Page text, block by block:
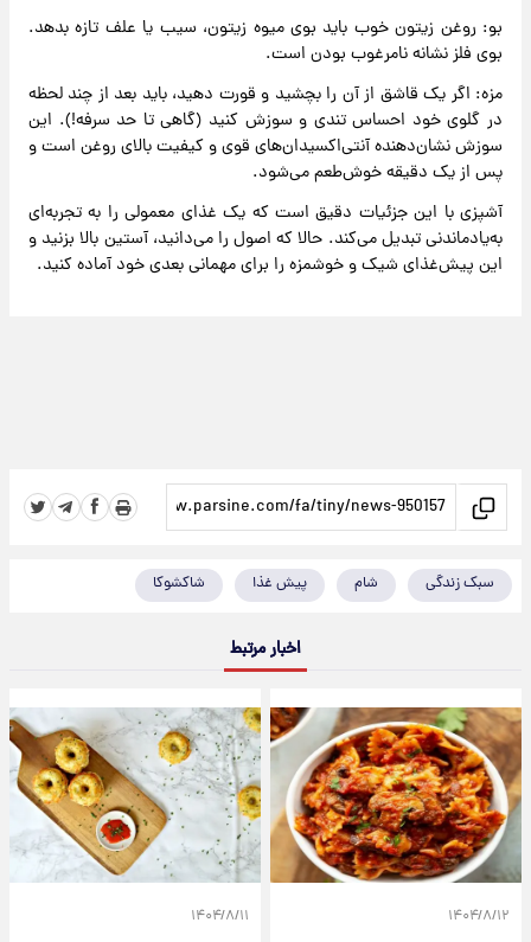
بو: روغن زیتون خوب باید بوی میوه زیتون، سیب یا علف تازه بدهد.
بوی فلز نشانه نامرغوب بودن است.
مزه: اگر یک قاشق از آن را بچشید و قورت دهید، باید بعد از چند لحظه
در گلوی خود احساس تندی و سوزش کنید (گاهی تا حد سرفه!). این
سوزش نشان‌دهنده آنتی‌اکسیدان‌های قوی و کیفیت بالای روغن است و
پس از یک دقیقه خوش‌طعم می‌شود.
آشپزی با این جزئیات دقیق است که یک غذای معمولی را به تجربه‌ای
به‌یادماندنی تبدیل می‌کند. حالا که اصول را می‌دانید، آستین بالا بزنید و
این پیش‌غذای شیک و خوشمزه را برای مهمانی بعدی خود آماده کنید.
سبک زندگی شام پیش غذا شاکشوکا
اخبار مرتبط
۱۴۰۴/۸/۱۲ ۱۴۰۴/۸/۱۱